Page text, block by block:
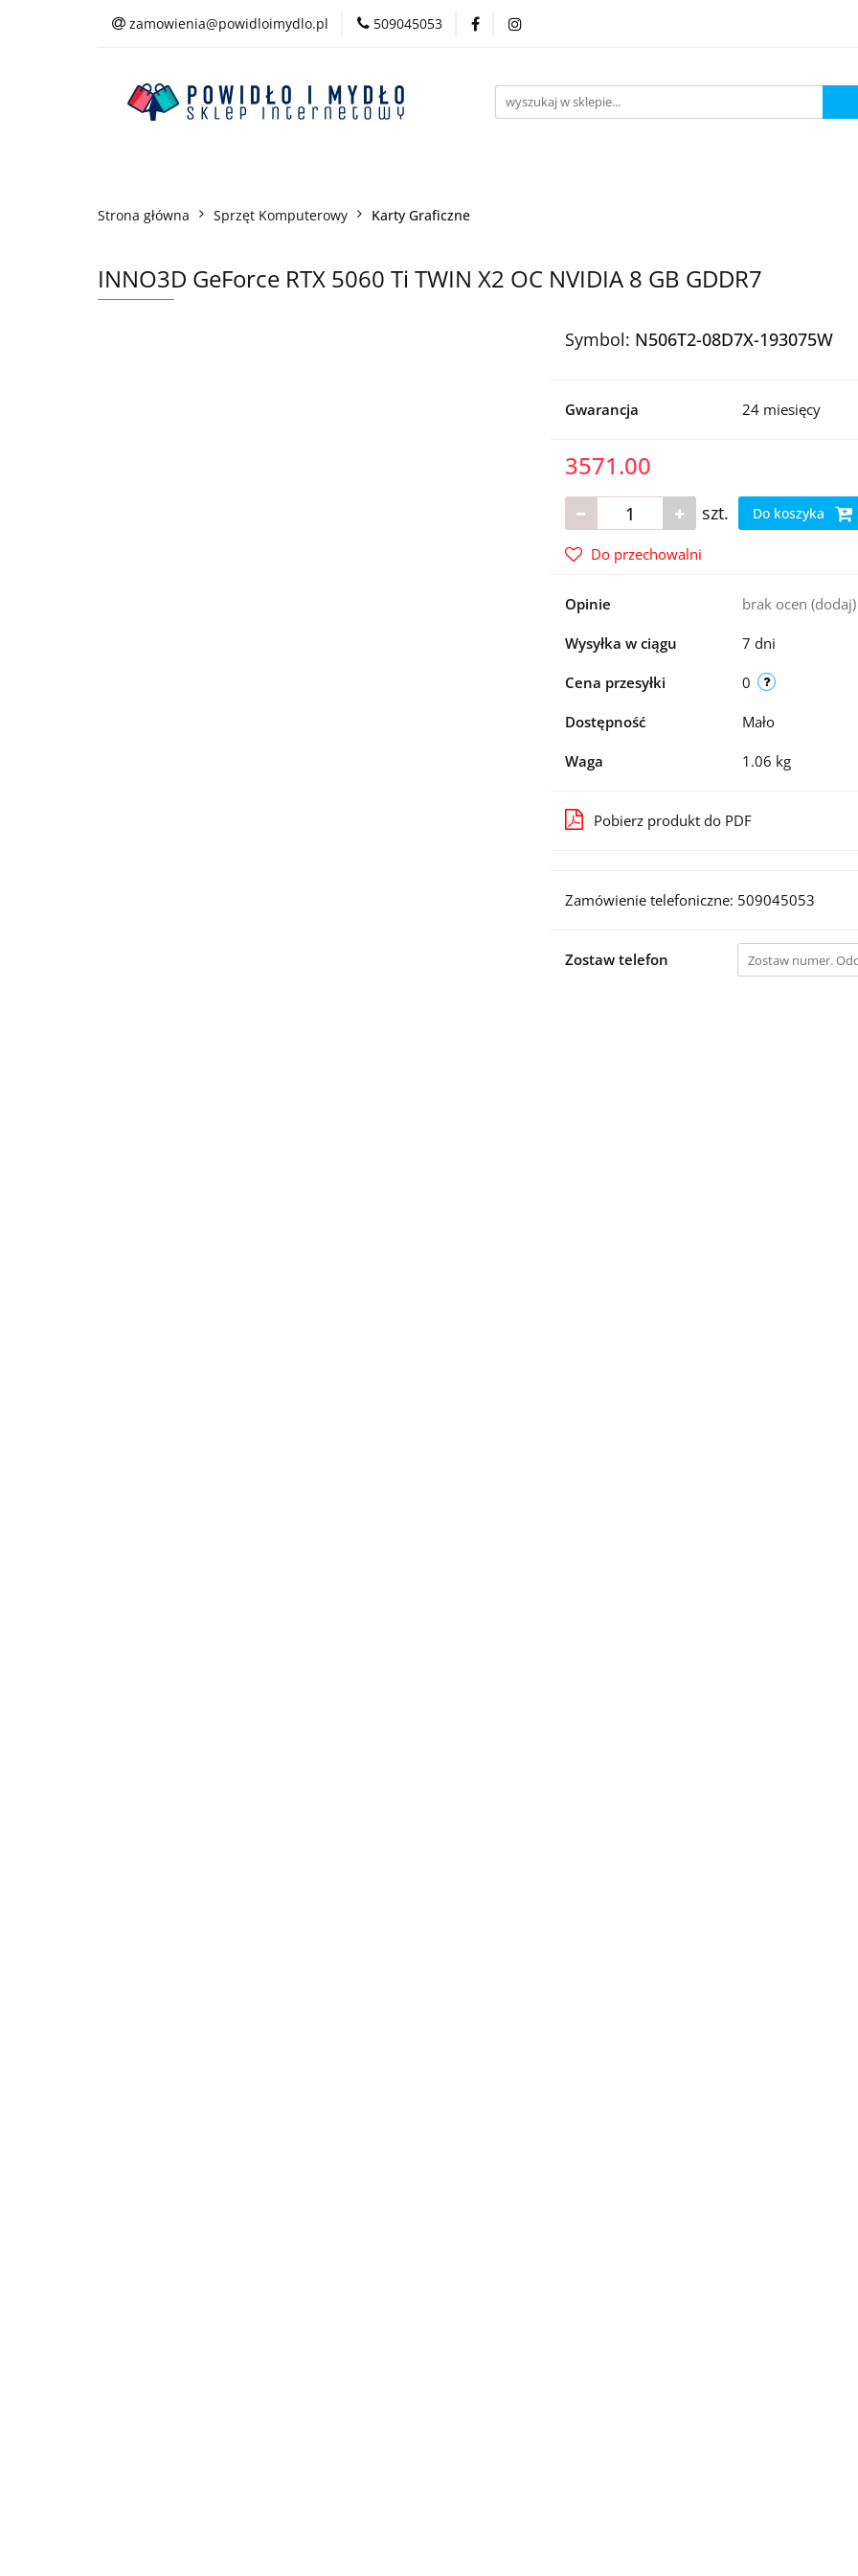
zamowienia@powidloimydlo.pl 509045053
Strona główna Sprzęt Komputerowy Karty Graficzne
INNO3D GeForce RTX 5060 Ti TWIN X2 OC NVIDIA 8 GB GDDR7
Symbol: N506T2-08D7X-193075W
Gwarancja 24 miesięcy
3571.00
szt. Do koszyka
Do przechowalni
Opinie brak ocen (dodaj)
Wysyłka w ciągu 7 dni
Cena przesyłki 0
Dostępność Mało
Waga 1.06 kg
Pobierz produkt do PDF
Zamówienie telefoniczne: 509045053
Zostaw telefon